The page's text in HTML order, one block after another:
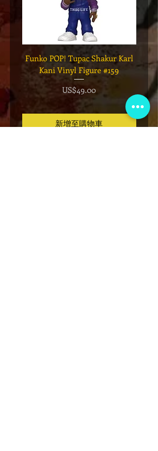
Funko POP! Tupac Shakur Karl
Kani Vinyl Figure #159
價格
US$49.00
新增至購物車